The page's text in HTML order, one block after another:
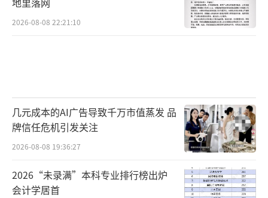
2026-08-08 22:21:10
几元成本的AI广告导致千万市值蒸发 品
牌信任危机引发关注
2026-08-08 19:36:27
2026“未录满”本科专业排行榜出炉
会计学居首